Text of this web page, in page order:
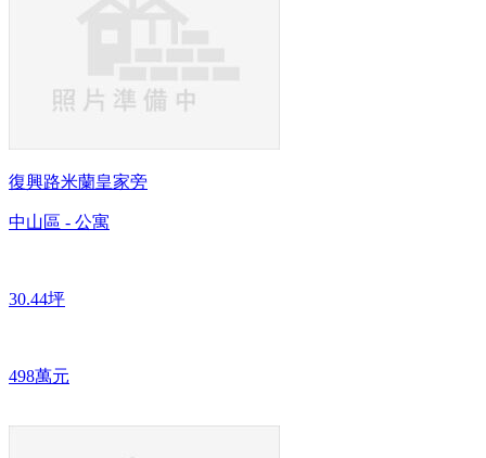
復興路米蘭皇家旁
中山區 - 公寓
30.44坪
498萬元